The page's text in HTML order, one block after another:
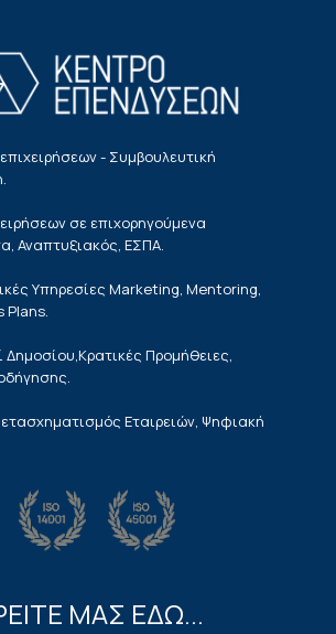
- Συμβουλευτική
σε επιχορηγούμενα
Αναπτυξιακός, ΕΣΠΑ.
Υπηρεσίες Marketing, Mentoring,
Plans.
Δημοσίου,Κρατικές Προμήθειες,
Εταιρειών, Ψηφιακή
ΜΑΣ ΕΔΩ...